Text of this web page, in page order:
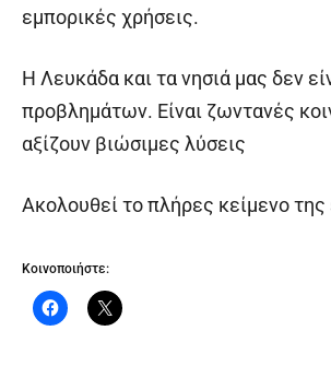
εμπορικές χρήσεις.
Η Λευκάδα και τα νησιά μας δεν
προβλημάτων. Είναι ζωντανές
αξίζουν βιώσιμες λύσεις
Ακολουθεί το πλήρες κείμενο
Κοινοποιήστε: